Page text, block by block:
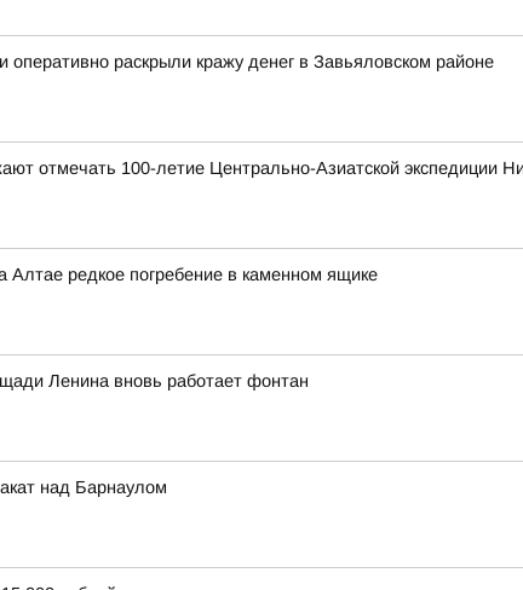
оперативно раскрыли кражу денег в Завьяловском районе
отмечать 100-летие Центрально-Азиатской экспедиции
Алтае редкое погребение в каменном ящике
Ленина вновь работает фонтан
над Барнаулом